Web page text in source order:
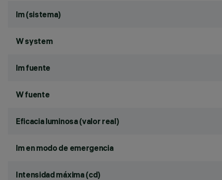
lm (sistema)
W system
lm fuente
W fuente
Eficacia luminosa (valor real)
lm en modo de emergencia
Intensidad máxima (cd)